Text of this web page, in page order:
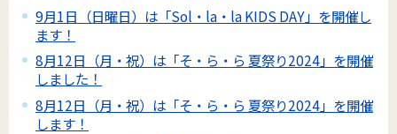
9月1日（日曜日）は「Sol・la・la KIDS DAY」を開催し
ます！
8月12日（月・祝）は「そ・ら・ら 夏祭り2024」を開催
しました！
8月12日（月・祝）は「そ・ら・ら 夏祭り2024」を開催
します！